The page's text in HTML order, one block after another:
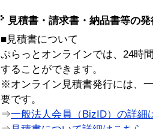
見積書・請求書・納品書等の
■見積書について
ぷらっとオンラインでは、24時
することができます。
※オンライン見積書発行には、
要です。
⇒一般法人会員（BizID）の詳細